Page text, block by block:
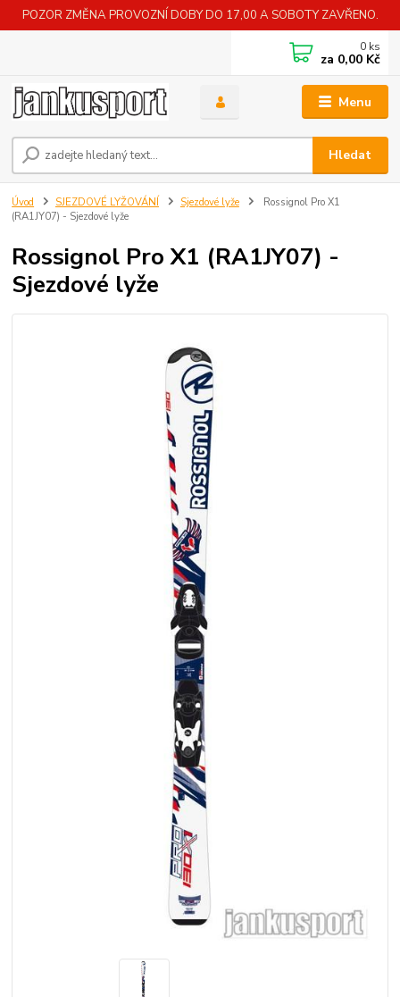
POZOR ZMĚNA PROVOZNÍ DOBY DO 17,00 A SOBOTY ZAVŘENO.
Menu
Hledat
0 ks
za 0,00 Kč
Úvod SJEZDOVÉ LYŽOVÁNÍ Sjezdové lyže
Rossignol Pro X1
(RA1JY07) - Sjezdové lyže
Rossignol Pro X1 (RA1JY07) -
Sjezdové lyže